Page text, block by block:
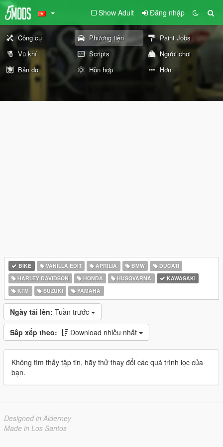
Show Adult Đăng nhập
Công cụ Phương tiện
Paint Jobs
Vũ khí
Scripts
Người chơi
Bản đồ
Hỗn hợp Hơn
BIKE VANILLA EDIT APRILIA BMW
DUCATI
HARLEY DAVIDSON
HONDA HUSQVARNA
KAWASAKI
KTM
SUZUKI YAMAHA
Ngày tải lên: Tuần trước
Sắp xếp theo: Download nhiều nhất
Không tìm thấy tập tin, hãy thử thay đổi các quá trình lọc của
bạn.
Designed in Alderney
Made in Los Santos